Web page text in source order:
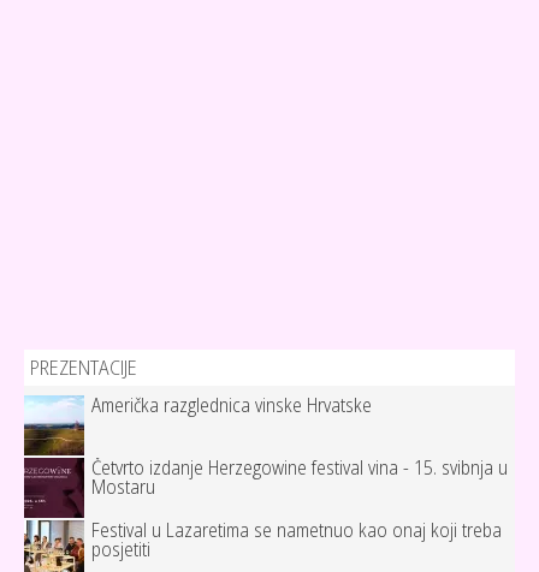
PREZENTACIJE
Američka razglednica vinske Hrvatske
Četvrto izdanje Herzegowine festival vina - 15. svibnja u
Mostaru
Festival u Lazaretima se nametnuo kao onaj koji treba
posjetiti